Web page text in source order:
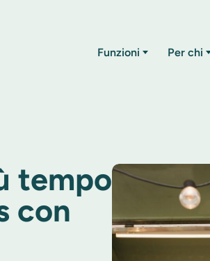
Funzioni Per chi
tempo
con